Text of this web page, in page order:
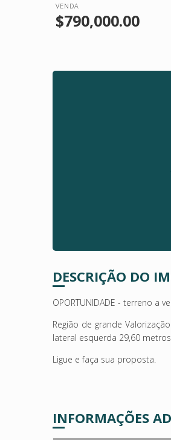
VENDA
$790,000.00
DESCRIÇÃO DO
OPORTUNIDADE - terreno a
Região de grande
lateral esquerda 29,60
Ligue e faça sua proposta.
INFORMAÇÕES